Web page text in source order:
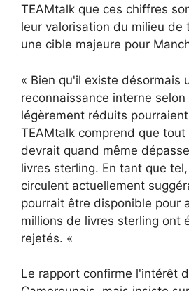
TEAMtalk que ces chiffres
leur valorisation du milieu de
une cible majeure pour
« Bien qu'il existe désormais
reconnaissance interne
légèrement réduits
TEAMtalk comprend que
devrait quand même
livres sterling. En tant que
circulent actuellement
pourrait être disponible pour
millions de livres sterling ont
rejetés. «
Le rapport confirme l'intérêt